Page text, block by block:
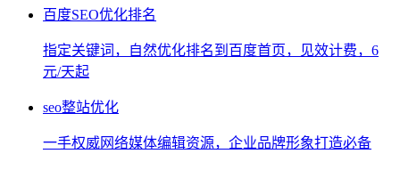
百度SEO优化排名
指定关键词，自然优化排名到百度首页，见效计费，6
元/天起
seo整站优化
一手权威网络媒体编辑资源，企业品牌形象打造必备